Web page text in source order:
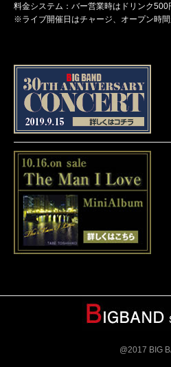
料金システム：バー営業時はドリンク500
※ライブ開催日はチャージ、オープン時間
@2017 BIG